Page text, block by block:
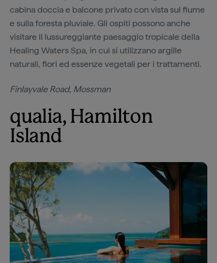
cabina doccia e balcone privato con vista sul fiume
e sulla foresta pluviale. Gli ospiti possono anche
visitare il lussureggiante paesaggio tropicale della
Healing Waters Spa, in cui si utilizzano argille
naturali, fiori ed essenze vegetali per i trattamenti.
Finlayvale Road, Mossman
qualia, Hamilton
Island